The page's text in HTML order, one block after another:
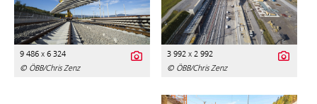
9 486 x 6 324
© ÖBB/Chris Zenz
3 992 x 2 992
© ÖBB/Chris Zenz